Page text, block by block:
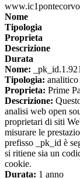
Nome
Tipologia
Proprieta
Descrizione
Durata
Nome:
Tipologia: analitico
Proprieta: Prime
Descrizione:
analisi web open
proprietari di siti
misurare le
prefisso _pk_id è
si ritiene sia un
cookie.
Durata: 1 anno